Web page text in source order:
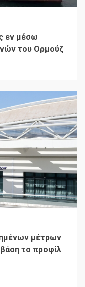
εν μέσω
του Ορμούζ
μέτρων
το προφίλ